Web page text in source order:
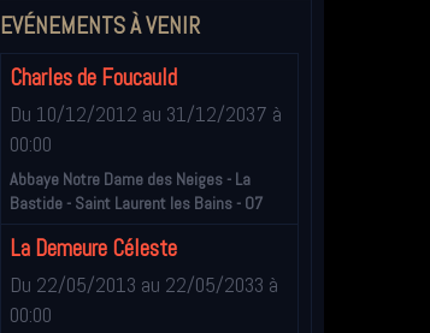
EVÉNEMENTS À VENIR
Charles de Foucauld
Du 10/12/2012 au 31/12/2037 à
00:00
Abbaye Notre Dame des Neiges - La
Bastide - Saint Laurent les Bains - 07
La Demeure Céleste
Du 22/05/2013 au 22/05/2033 à
00:00